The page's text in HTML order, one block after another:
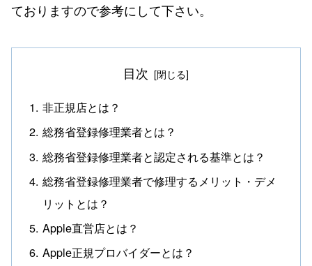
ておりますので参考にして下さい。
目次
非正規店とは？
総務省登録修理業者とは？
総務省登録修理業者と認定される基準とは？
総務省登録修理業者で修理するメリット・デメ
リットとは？
Apple直営店とは？
Apple正規プロバイダーとは？